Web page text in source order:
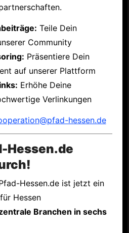
Teile Dein
Community
Präsentiere Dein
auf unserer Plattform
Erhöhe Deine
Verlinkungen
hessen.de
Hessen.de
Hessen.de ist jetzt ein
Hessen
Branchen in sechs